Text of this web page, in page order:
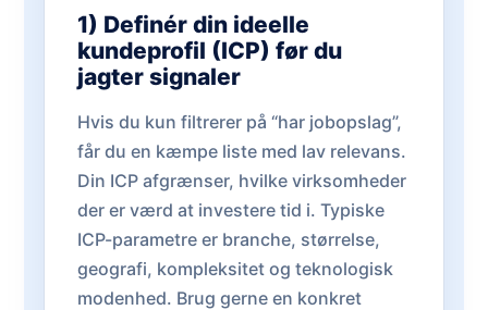
1) Definér din ideelle
kundeprofil (ICP) før du
jagter signaler
Hvis du kun filtrerer på “har jobopslag”,
får du en kæmpe liste med lav relevans.
Din ICP afgrænser, hvilke virksomheder
der er værd at investere tid i. Typiske
ICP-parametre er branche, størrelse,
geografi, kompleksitet og teknologisk
modenhed. Brug gerne en konkret